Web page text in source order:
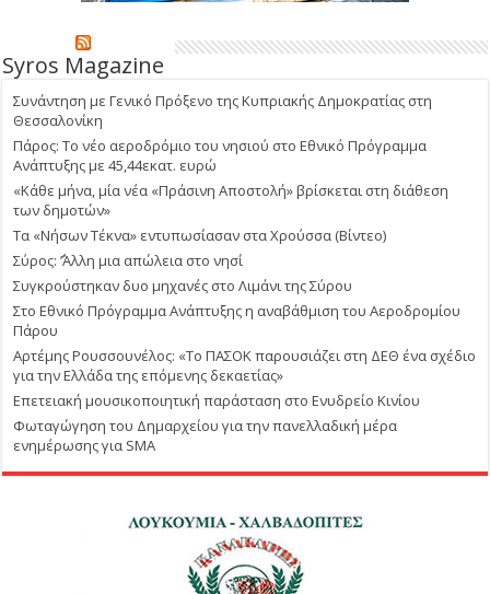
Syros Magazine
Συνάντηση με Γενικό Πρόξενο της Κυπριακής Δημοκρατίας στη
Θεσσαλονίκη
Πάρος: Το νέο αεροδρόμιο του νησιού στο Εθνικό Πρόγραμμα
Ανάπτυξης με 45,44εκατ. ευρώ
«Κάθε μήνα, μία νέα «Πράσινη Αποστολή» βρίσκεται στη διάθεση
των δημοτών»
Τα «Νήσων Τέκνα» εντυπωσίασαν στα Χρούσσα (Βίντεο)
Σύρος: ΄’Άλλη μια απώλεια στο νησί
Συγκρούστηκαν δυο μηχανές στο Λιμάνι της Σύρου
Στο Εθνικό Πρόγραμμα Ανάπτυξης η αναβάθμιση του Αεροδρομίου
Πάρου
Αρτέμης Ρουσσουνέλος: «Το ΠΑΣΟΚ παρουσιάζει στη ΔΕΘ ένα σχέδιο
για την Ελλάδα της επόμενης δεκαετίας»
Επετειακή μουσικοποιητική παράσταση στο Ενυδρείο Κινίου
Φωταγώγηση του Δημαρχείου για την πανελλαδική μέρα
ενημέρωσης για SMA